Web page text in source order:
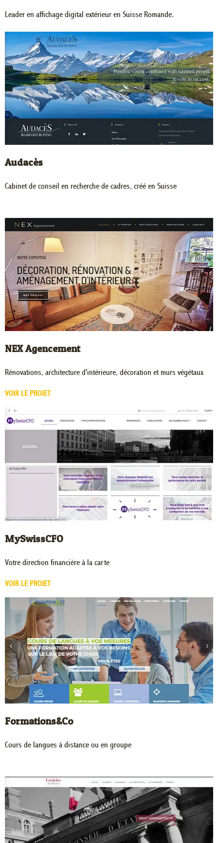
Leader en affichage digital extérieur en Suisse Romande.
Audacès
Cabinet de conseil en recherche de cadres, créé en Suisse
NEX Agencement
Rénovations, architecture d'intérieure, décoration et murs végétaux
VOIR LE PROJET
MySwissCFO
Votre direction financière à la carte
VOIR LE PROJET
Formations&Co
Cours de langues à distance ou en groupe